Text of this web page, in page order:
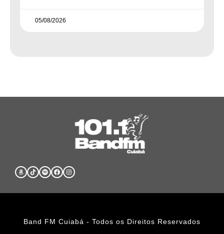
05/08/2026
Band FM Cuiabá - Todos os Direitos Reservados